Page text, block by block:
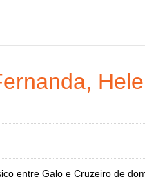
entre Galo e Cruzeiro de